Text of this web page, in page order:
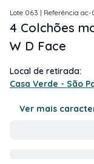
Lote 063 | Referência ac-
4 Colchões
W D Face
Local de retirada:
Casa Verde - São
Ver mais